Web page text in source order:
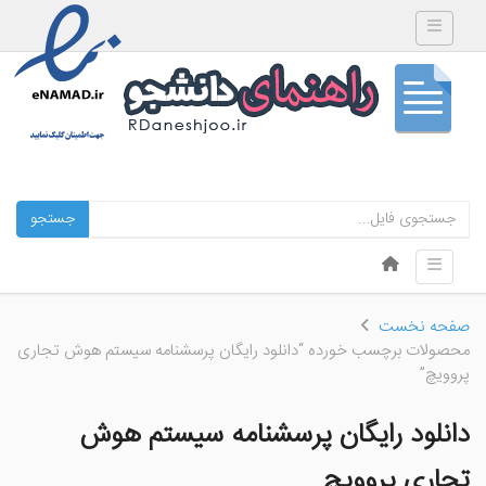
Toggle navigation
جستجو
Menu
Skip to content
Toggle navigation
صفحه نخست
محصولات برچسب خورده “دانلود رایگان پرسشنامه سیستم هوش تجاری
پروویچ”
دانلود رایگان پرسشنامه سیستم هوش